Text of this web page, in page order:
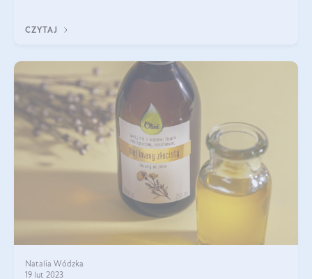
CZYTAJ
Natalia Wódzka
19 lut 2023